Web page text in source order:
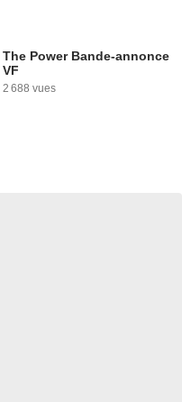
The Power Bande-annonce
VF
2 688 vues